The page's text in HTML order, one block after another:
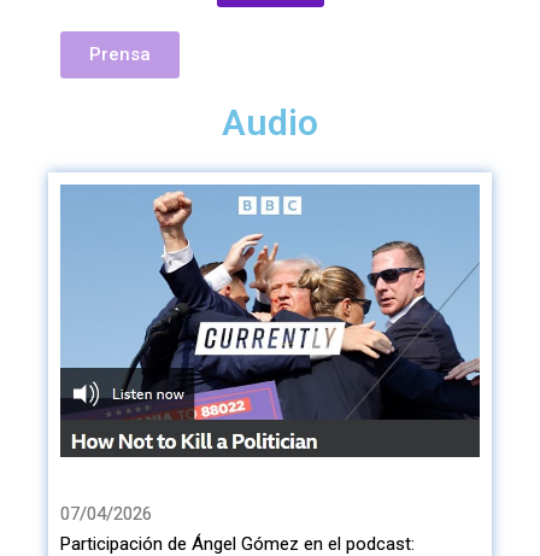
Prensa
Audio
07/04/2026
Participación de Ángel Gómez en el podcast: